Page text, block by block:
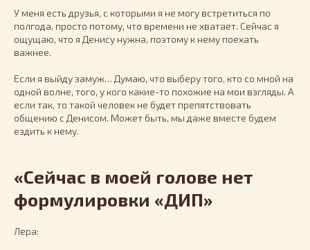
У меня есть друзья, с которыми я не могу встретиться по
полгода, просто потому, что времени не хватает. Сейчас я
ощущаю, что я Денису нужна, поэтому к нему поехать
важнее.
Если я выйду замуж… Думаю, что выберу того, кто со мной на
одной волне, того, у кого какие-то похожие на мои взгляды. А
если так, то такой человек не будет препятствовать
общению с Денисом. Может быть, мы даже вместе будем
ездить к нему.
«Сейчас в моей голове нет
формулировки «ДИП»
Лера: